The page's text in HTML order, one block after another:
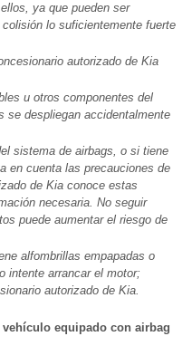
ya que pueden ser
lo suficientemente fuerte
autorizado de Kia
u otros componentes del
se despliegan accidentalmente
sistema de airbags, o si tiene
en cuenta las precauciones de
de Kia conoce estas
necesaria. No seguir
puede aumentar el riesgo de
alfombrillas empapadas o
intente arrancar el motor;
autorizado de Kia.
equipado con airbag